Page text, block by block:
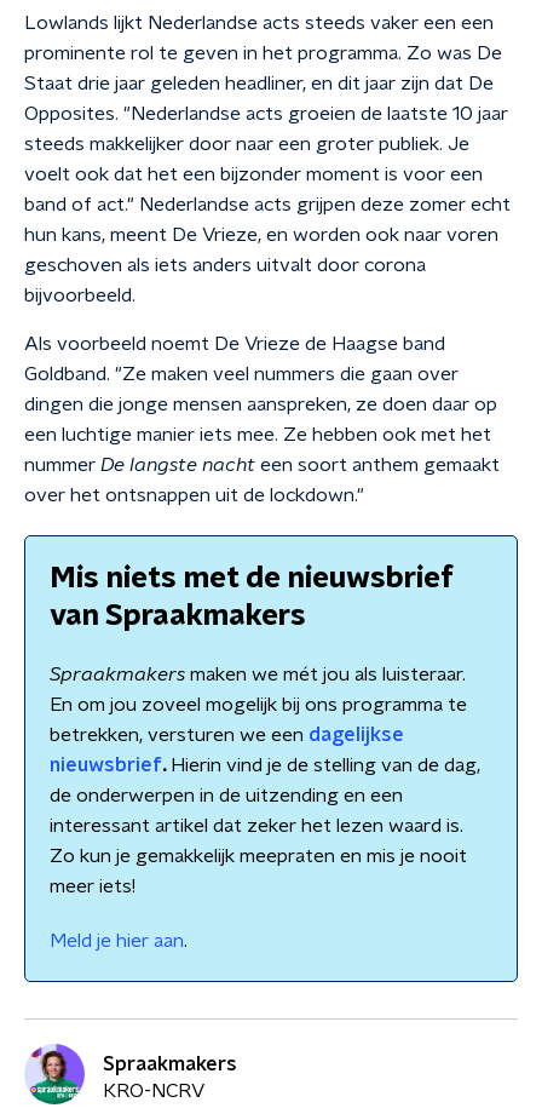
Lowlands lijkt Nederlandse acts steeds vaker een een
prominente rol te geven in het programma. Zo was De
Staat drie jaar geleden headliner, en dit jaar zijn dat De
Opposites. "Nederlandse acts groeien de laatste 10 jaar
steeds makkelijker door naar een groter publiek. Je
voelt ook dat het een bijzonder moment is voor een
band of act." Nederlandse acts grijpen deze zomer echt
hun kans, meent De Vrieze, en worden ook naar voren
geschoven als iets anders uitvalt door corona
bijvoorbeeld.
Als voorbeeld noemt De Vrieze de Haagse band
Goldband. "Ze maken veel nummers die gaan over
dingen die jonge mensen aanspreken, ze doen daar op
een luchtige manier iets mee. Ze hebben ook met het
nummer De langste nacht een soort anthem gemaakt
over het ontsnappen uit de lockdown."
Mis niets met de nieuwsbrief
van Spraakmakers
Spraakmakers maken we mét jou als luisteraar.
En om jou zoveel mogelijk bij ons programma te
betrekken, versturen we een dagelijkse
nieuwsbrief.Hierin vind je de stelling van de dag,
de onderwerpen in de uitzending en een
interessant artikel dat zeker het lezen waard is.
Zo kun je gemakkelijk meepraten en mis je nooit
meer iets!
Meld je hier aan.
Spraakmakers
KRO-NCRV